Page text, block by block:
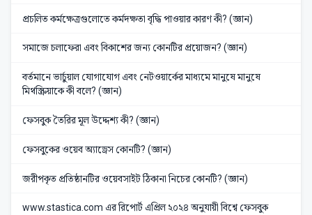
প্রচলিত কর্মক্ষেত্রগুলোতে কর্মদক্ষতা বৃদ্ধি পাওয়ার কারণ কী? (জ্ঞান)
সমাজে চলাফেরা এবং বিকাশের জন্য কোনটির প্রয়োজন? (জ্ঞান)
বর্তমানে ভার্চুয়াল যোগাযোগ এবং নেটওয়ার্কের মাধ্যমে মানুষে মানুষে
মিথস্ক্রিয়াকে কী বলে? (জ্ঞান)
ফেসবুক তৈরির মূল উদ্দেশ্য কী? (জ্ঞান)
ফেসবুকের ওয়েব অ্যাড্রেস কোনটি? (জ্ঞান)
জরীপকৃত প্রতিষ্ঠানটির ওয়েবসাইট ঠিকানা নিচের কোনটি? (জ্ঞান)
www.stastica.com এর রিপোর্ট এপ্রিল ২০২৪ অনুযায়ী বিশ্বে ফেসবুক